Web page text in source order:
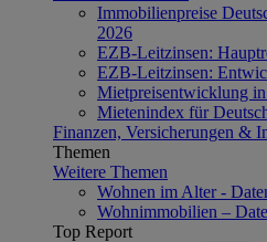
Immobilienpreise
2026
EZB-Leitzinsen:
EZB-Leitzinsen:
Mietpreisentwicklung
Mietenindex für
Finanzen, Versicherungen &
Themen
Weitere Themen
Wohnen im Alter -
Wohnimmobilien –
Top Report